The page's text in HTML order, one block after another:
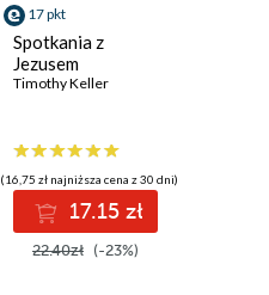
17 pkt
Spotkania z
Jezusem
Timothy Keller
(16,75 zł najniższa cena z 30 dni)
17.15 zł
22.40zł (-23%)